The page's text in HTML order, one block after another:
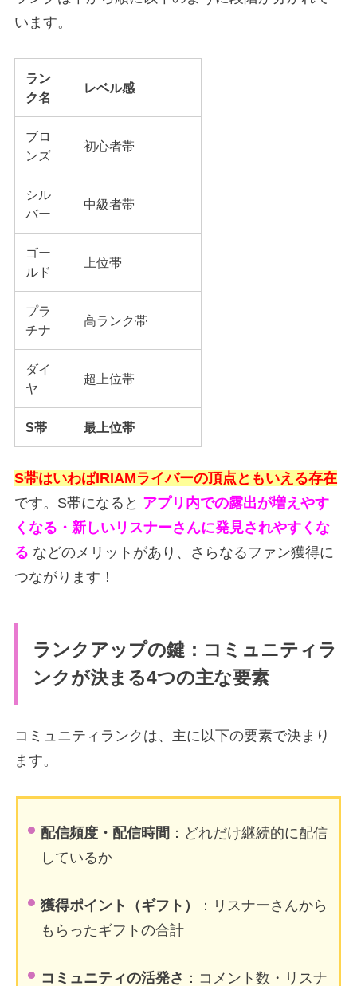
います。
ラン
ク名
レベル感
ブロ
ンズ
初心者帯
シル
バー
中級者帯
ゴー
ルド
上位帯
プラ
チナ
高ランク帯
ダイ
ヤ
超上位帯
S帯 最上位帯
S帯はいわばIRIAMライバーの頂点ともいえる存在
です。S帯になると アプリ内での露出が増えやす
くなる・新しいリスナーさんに発見されやすくな
る などのメリットがあり、さらなるファン獲得に
つながります！
ランクアップの鍵：コミュニティラ
ンクが決まる4つの主な要素
コミュニティランクは、主に以下の要素で決まり
ます。
配信頻度・配信時間 ：どれだけ継続的に配信
しているか
獲得ポイント（ギフト）
：リスナーさんから
もらったギフトの合計
コミュニティの活発さ ：コメント数・リスナ